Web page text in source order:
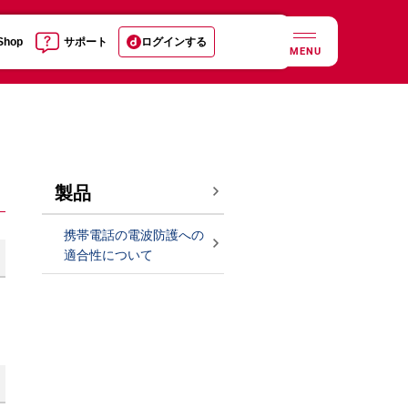
サポート ログインする
MENU
製品
携帯電話の電波防護への
適合性について